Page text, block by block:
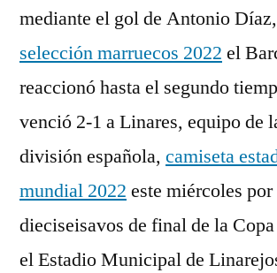
mediante el gol de Antonio Díaz,
selección marruecos 2022 el
reaccionó hasta el segundo
venció 2-1 a Linares, equipo de
división española, camiseta
mundial 2022 este miércoles por
dieciseisavos de final de la
el Estadio Municipal de